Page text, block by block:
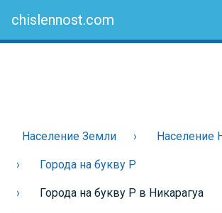
chislennost.com
Население Земли Население
Города на букву Р
Города на букву Р в Никарагуа